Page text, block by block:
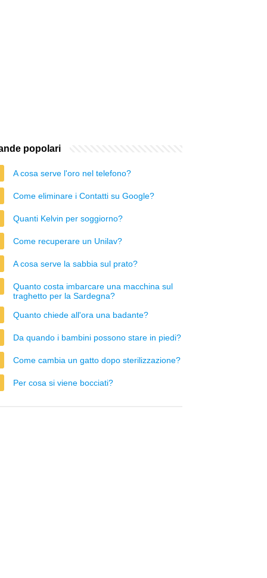
popolari
A cosa serve l'oro nel telefono?
Come eliminare i Contatti su Google?
Quanti Kelvin per soggiorno?
Come recuperare un Unilav?
A cosa serve la sabbia sul prato?
Quanto costa imbarcare una macchina sul
traghetto per la Sardegna?
Quanto chiede all'ora una badante?
Da quando i bambini possono stare in piedi?
Come cambia un gatto dopo sterilizzazione?
Per cosa si viene bocciati?